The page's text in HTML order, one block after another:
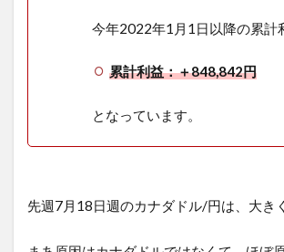
今年2022年1月1日以降の累計
累計利益：＋848,842円
となっています。
先週7月18日週のカナダドル/円は、大き